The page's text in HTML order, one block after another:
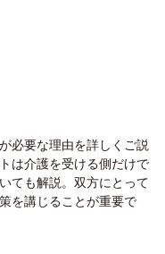
必要な理由を詳しくご説
は介護を受ける側だけで
ても解説。双方にとって
を講じることが重要で